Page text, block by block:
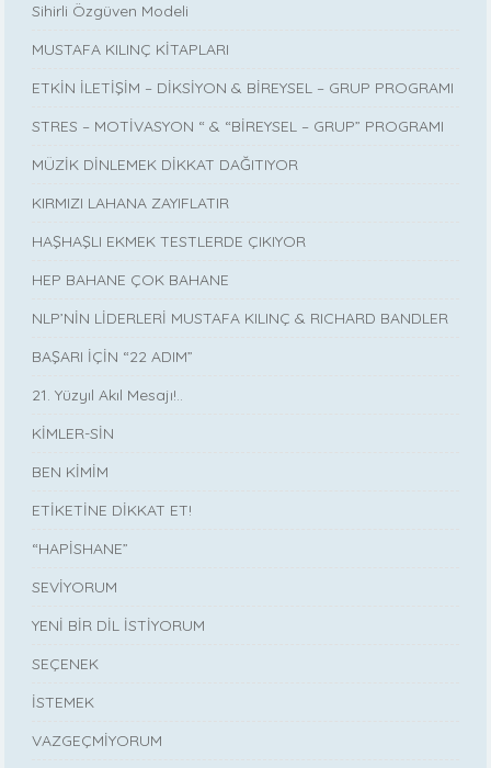
Sihirli Özgüven Modeli
MUSTAFA KILINÇ KİTAPLARI
ETKİN İLETİŞİM – DİKSİYON & BİREYSEL – GRUP PROGRAMI
STRES – MOTİVASYON “ & “BİREYSEL – GRUP” PROGRAMI
MÜZİK DİNLEMEK DİKKAT DAĞITIYOR
KIRMIZI LAHANA ZAYIFLATIR
HAŞHAŞLI EKMEK TESTLERDE ÇIKIYOR
HEP BAHANE ÇOK BAHANE
NLP’NİN LİDERLERİ MUSTAFA KILINÇ & RICHARD BANDLER
BAŞARI İÇİN “22 ADIM”
21. Yüzyıl Akıl Mesajı!..
KİMLER-SİN
BEN KİMİM
ETİKETİNE DİKKAT ET!
“HAPİSHANE”
SEVİYORUM
YENİ BİR DİL İSTİYORUM
SEÇENEK
İSTEMEK
VAZGEÇMİYORUM